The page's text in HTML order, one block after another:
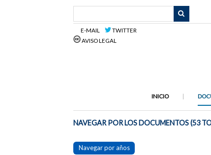
E-MAIL
TWITTER
AVISO LEGAL
INICIO
NAVEGAR POR LOS DOCUMENTOS (53
Navegar por años